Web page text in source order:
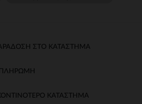
ΣΤΟ ΚΑΤΆΣΤΗΜΑ
ΚΑΤΆΣΤΗΜΑ